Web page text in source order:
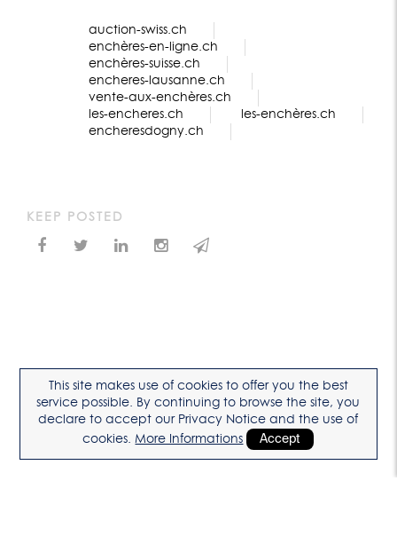
auction-swiss.ch
enchères-en-ligne.ch
enchères-suisse.ch
encheres-lausanne.ch
vente-aux-enchères.ch
les-encheres.ch
les-enchères.ch
encheresdogny.ch
KEEP POSTED
This site makes use of cookies to offer you the best
service possible. By continuing to browse the site, you
declare to accept our Privacy Notice and the use of
cookies.More Informations Accept